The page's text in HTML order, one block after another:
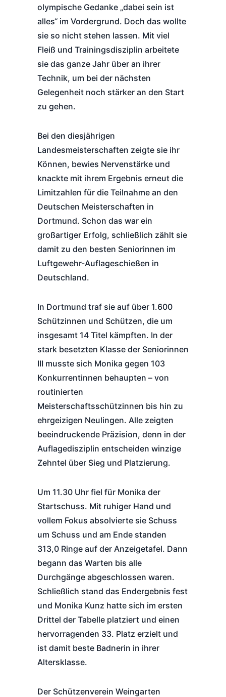
olympische Gedanke „dabei sein ist
alles“ im Vordergrund. Doch das wollte
sie so nicht stehen lassen. Mit viel
Fleiß und Trainingsdisziplin arbeitete
sie das ganze Jahr über an ihrer
Technik, um bei der nächsten
Gelegenheit noch stärker an den Start
zu gehen.
Bei den diesjährigen
Landesmeisterschaften zeigte sie ihr
Können, bewies Nervenstärke und
knackte mit ihrem Ergebnis erneut die
Limitzahlen für die Teilnahme an den
Deutschen Meisterschaften in
Dortmund. Schon das war ein
großartiger Erfolg, schließlich zählt sie
damit zu den besten Seniorinnen im
Luftgewehr-Auflageschießen in
Deutschland.
In Dortmund traf sie auf über 1.600
Schützinnen und Schützen, die um
insgesamt 14 Titel kämpften. In der
stark besetzten Klasse der Seniorinnen
III musste sich Monika gegen 103
Konkurrentinnen behaupten – von
routinierten
Meisterschaftsschützinnen bis hin zu
ehrgeizigen Neulingen. Alle zeigten
beeindruckende Präzision, denn in der
Auflagedisziplin entscheiden winzige
Zehntel über Sieg und Platzierung.
Um 11.30 Uhr fiel für Monika der
Startschuss. Mit ruhiger Hand und
vollem Fokus absolvierte sie Schuss
um Schuss und am Ende standen
313,0 Ringe auf der Anzeigetafel. Dann
begann das Warten bis alle
Durchgänge abgeschlossen waren.
Schließlich stand das Endergebnis fest
und Monika Kunz hatte sich im ersten
Drittel der Tabelle platziert und einen
hervorragenden 33. Platz erzielt und
ist damit beste Badnerin in ihrer
Altersklasse.
Der Schützenverein Weingarten